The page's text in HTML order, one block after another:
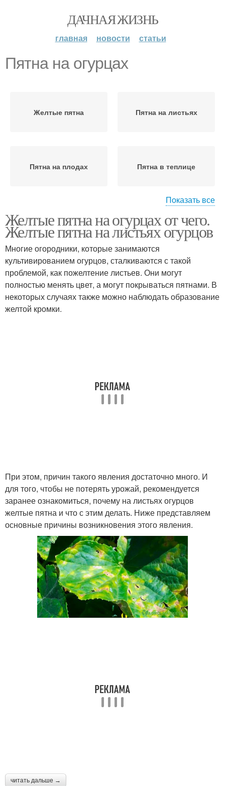
ДАЧНАЯ ЖИЗНЬ
главная новости статьи
Пятна на огурцах
Желтые пятна Пятна на листьях
Пятна на плодах Пятна в теплице
Роса на огурцах Пустоцвет на огурцах
Листы в желтых пятнах Ржавые пятна
Показать все
Желтые пятна на огурцах от чего.
Желтые пятна на листьях огурцов
Многие огородники, которые занимаются
культивированием огурцов, сталкиваются с такой
проблемой, как пожелтение листьев. Они могут
полностью менять цвет, а могут покрываться пятнами. В
некоторых случаях также можно наблюдать образование
желтой кромки.
При этом, причин такого явления достаточно много. И
для того, чтобы не потерять урожай, рекомендуется
заранее ознакомиться, почему на листьях огурцов
желтые пятна и что с этим делать. Ниже представляем
основные причины возникновения этого явления.
читать дальше →